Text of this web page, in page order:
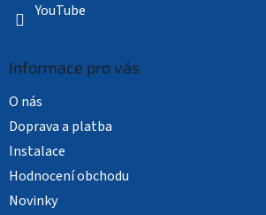
YouTube
Informace pro vás
O nás
Doprava a platba
Instalace
Hodnocení obchodu
Novinky